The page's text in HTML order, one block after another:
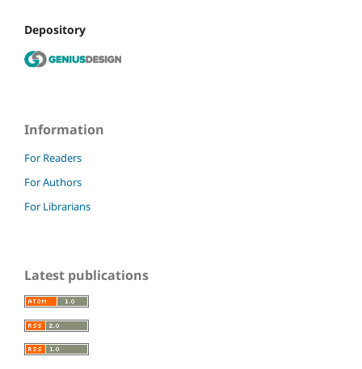
Depository
Information
For Readers
For Authors
For Librarians
Latest publications